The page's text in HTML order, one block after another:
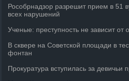
Рособрнадзор разрешит прием в 51
всех нарушений
Ученые: преступность не зависит от
В сквере на Советской площади в
фонтан
Прокуратура вступилась за девичьи